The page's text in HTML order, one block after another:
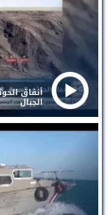
أنفاق
الجبال